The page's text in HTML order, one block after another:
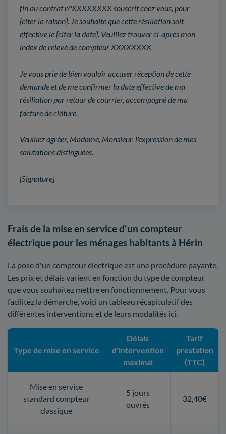
fin au contrat n°XXXXXXXX souscrit chez vous, pour
[citer la raison]. Je souhaite que cette résiliation soit
effective le [citer la date]. Veuillez trouver ci-après mon
index de relevé de compteur XXXXXXXX.
Je vous prie de bien vouloir accuser réception de cette
demande et de me confirmer la date effective de ma
résiliation par retour de courrier, accompagné de ma
facture de clôture.
Veuillez agréer, Madame, Monsieur, l'expression de mes
salutations distinguées.
[Signature]
Frais de la mise en service d'un compteur
électrique pour les ménages habitants à Hérin
La pose d'un compteur électrique est une procédure payante.
Les prix et délais varient en fonction du type de compteur
que vous souhaitez mettre en fonctionnement. Pour vous
facilitez la démarche, voici un tableau récapitulatif des
différentes interventions et de leurs modalités ici.
Type de mise en service
Délais
d'intervention
maximal
Tarif
prestation
(TTC)
Mise en service
standard compteur
classique
5 jours
ouvrés
32,40€